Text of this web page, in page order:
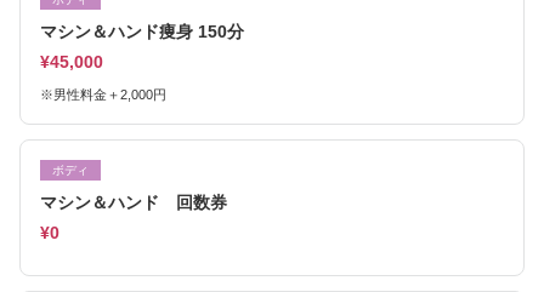
マシン＆ハンド痩身 150分
¥45,000
※男性料金＋2,000円
ボディ
マシン＆ハンド 回数券
¥0